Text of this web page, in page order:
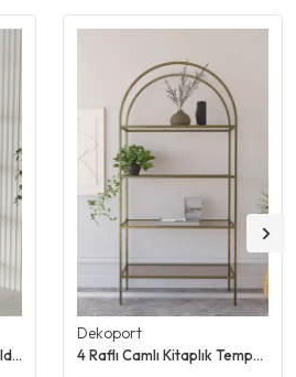
4 Raflı Camlı Kitaplık - Gold Ayak - Temperli Şeffaf Cam
Dekoport
4 Raflı Camlı Kitaplık Temperli Bronz Cam